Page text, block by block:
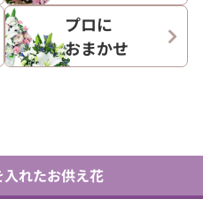
プロに
おまかせ
れたお供え花